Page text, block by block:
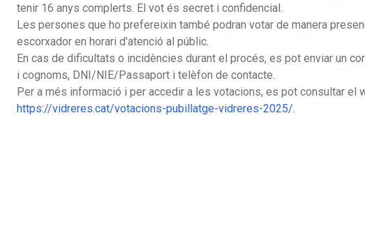
tenir 16 anys complerts. El vot és secret i confidencial.
Les persones que ho prefereixin també podran votar de manera
escorxador en horari d'atenció al públic.
En cas de dificultats o incidències durant el procés, es pot enviar un
i cognoms, DNI/NIE/Passaport i telèfon de contacte.
Per a més informació i per accedir a les votacions, es pot consultar el
https://vidreres.cat/votacions-pubillatge-vidreres-2025/.